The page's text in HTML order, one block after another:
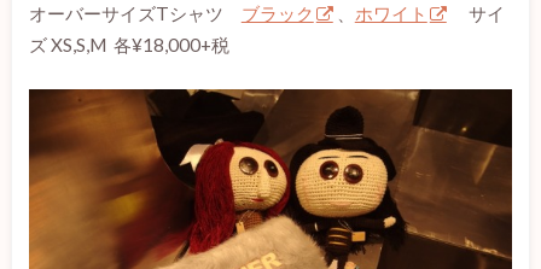
オーバーサイズTシャツ ブラック ホワイト
サイ
ズ XS,S,M 各¥18,000+税